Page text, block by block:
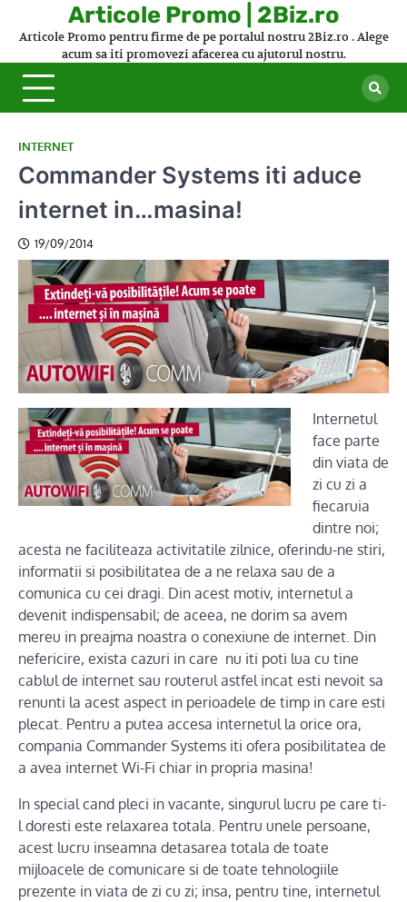
Articole Promo | 2Biz.ro
Articole Promo pentru firme de pe portalul nostru 2Biz.ro . Alege
acum sa iti promovezi afacerea cu ajutorul nostru.
INTERNET
Commander Systems iti aduce
internet in…masina!
19/09/2014
Internetul
face parte
din viata de
zi cu zi a
fiecaruia
dintre noi;
acesta ne faciliteaza activitatile zilnice, oferindu-ne stiri,
informatii si posibilitatea de a ne relaxa sau de a
comunica cu cei dragi. Din acest motiv, internetul a
devenit indispensabil; de aceea, ne dorim sa avem
mereu in preajma noastra o conexiune de internet. Din
nefericire, exista cazuri in care nu iti poti lua cu tine
cablul de internet sau routerul astfel incat esti nevoit sa
renunti la acest aspect in perioadele de timp in care esti
plecat. Pentru a putea accesa internetul la orice ora,
compania Commander Systems iti ofera posibilitatea de
a avea internet Wi-Fi chiar in propria masina!
In special cand pleci in vacante, singurul lucru pe care ti-
l doresti este relaxarea totala. Pentru unele persoane,
acest lucru inseamna detasarea totala de toate
mijloacele de comunicare si de toate tehnologiile
prezente in viata de zi cu zi; insa, pentru tine, internetul